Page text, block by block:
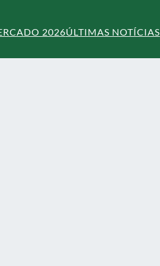
2026ÚLTIMAS NOTÍCIAS